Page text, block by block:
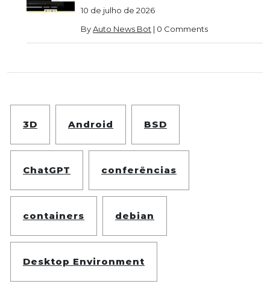
10 de julho de 2026
ByAuto News Bot | 0 Comments
3D Android BSD
ChatGPT conferências
containers debian
Desktop Environment